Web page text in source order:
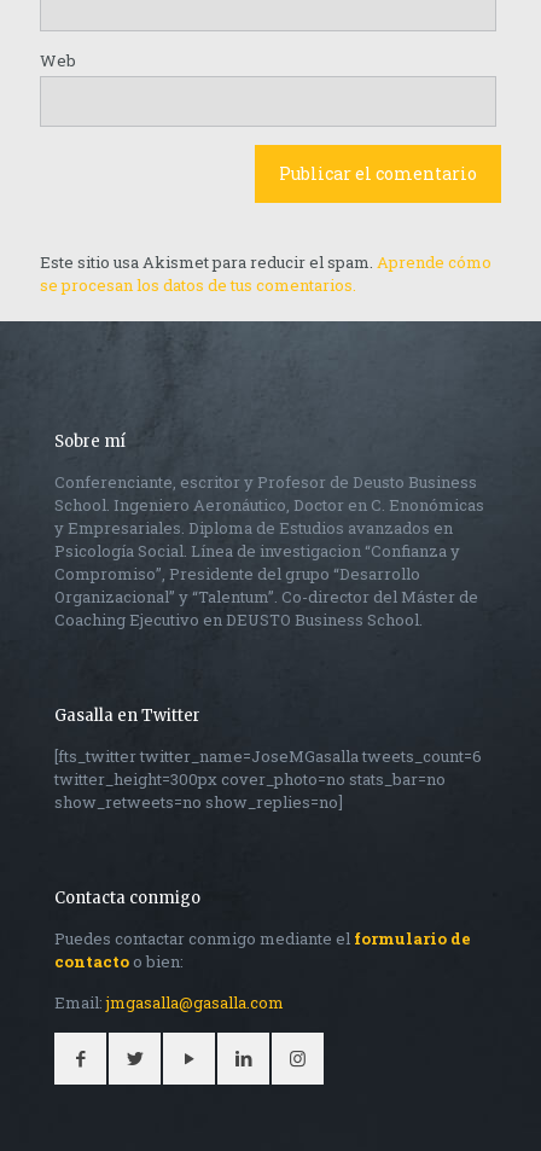
Web
Este sitio usa Akismet para reducir el spam. Aprende cómo
se procesan los datos de tus comentarios.
Sobre mí
Conferenciante, escritor y Profesor de Deusto Business
School. Ingeniero Aeronáutico, Doctor en C. Enonómicas
y Empresariales. Diploma de Estudios avanzados en
Psicología Social. Línea de investigacion “Confianza y
Compromiso”, Presidente del grupo “Desarrollo
Organizacional” y “Talentum”. Co-director del Máster de
Coaching Ejecutivo en DEUSTO Business School.
Gasalla en Twitter
[fts_twitter twitter_name=JoseMGasalla tweets_count=6
twitter_height=300px cover_photo=no stats_bar=no
show_retweets=no show_replies=no]
Contacta conmigo
Puedes contactar conmigo mediante el formulario de
contacto o bien:
Email:jmgasalla@gasalla.com